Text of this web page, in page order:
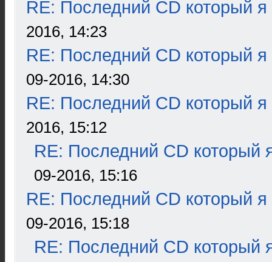
RE: Последний CD который я
2016, 14:23
RE: Последний CD который я
09-2016, 14:30
RE: Последний CD который я
2016, 15:12
RE: Последний CD который
09-2016, 15:16
RE: Последний CD который я
09-2016, 15:18
RE: Последний CD который